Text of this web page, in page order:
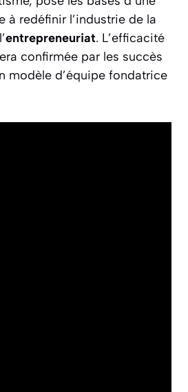
à redéfinir l’industrie de la
entrepreneuriat. L’efficacité
confirmée par les succès
modèle d’équipe fondatrice